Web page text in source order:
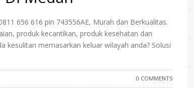
656 616 pin 743556AE, Murah dan Berkualitas.
produk kecantikan, produk kesehatan dan
kesulitan memasarkan keluar wilayah anda? Solusi
0 COMMENTS